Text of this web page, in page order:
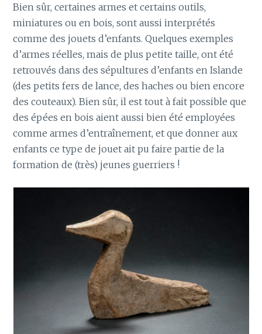
Bien sûr, certaines armes et certains outils,
miniatures ou en bois, sont aussi interprétés
comme des jouets d’enfants. Quelques exemples
d’armes réelles, mais de plus petite taille, ont été
retrouvés dans des sépultures d’enfants en Islande
(des petits fers de lance, des haches ou bien encore
des couteaux). Bien sûr, il est tout à fait possible que
des épées en bois aient aussi bien été employées
comme armes d’entraînement, et que donner aux
enfants ce type de jouet ait pu faire partie de la
formation de (très) jeunes guerriers !